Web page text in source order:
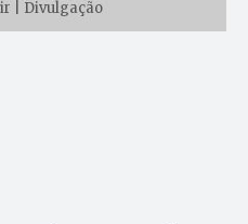
| Divulgação